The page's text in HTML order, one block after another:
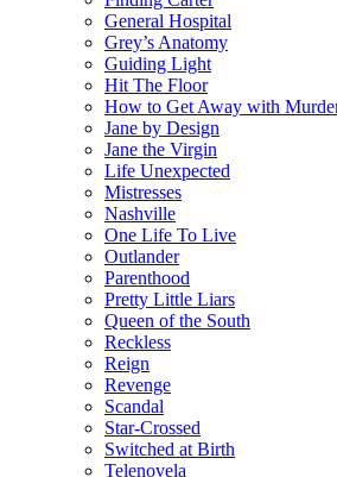
General Hospital
Grey’s Anatomy
Guiding Light
Hit The Floor
How to Get Away with
Jane by Design
Jane the Virgin
Life Unexpected
Mistresses
Nashville
One Life To Live
Outlander
Parenthood
Pretty Little Liars
Queen of the South
Reckless
Reign
Revenge
Scandal
Star-Crossed
Switched at Birth
Telenovela